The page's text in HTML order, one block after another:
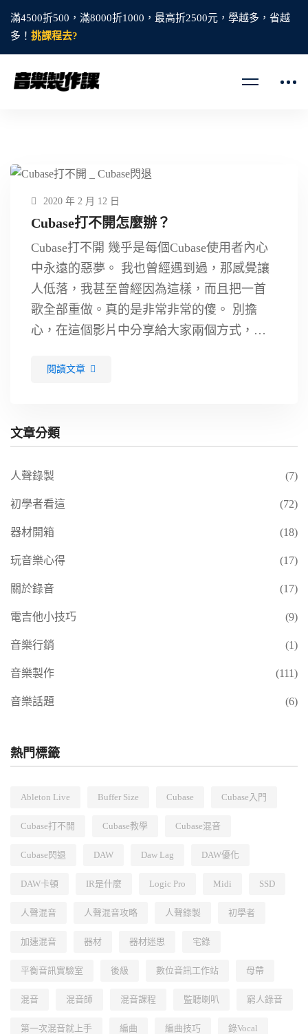
滿4500折500，滿8000折1000，最高折2500元，學越多，省越
多！ 挑課程去?
2020 年 2 月 12 日
Cubase打不開怎麼辦？
Cubase打不開 幾乎是每個Cubase使用者內心
中永遠的惡夢。 我也曾經遇到過，那感覺讓
人低落，我甚至曾經因為這樣，而且把一首
歌全部重做。真的是非常非常的傻。 別擔
心，在這個影片中分享給大家兩個方式，讓
大家點入影片，跟著一起學習會達到最好的
自動將目前的專案儲存成備份的專案檔。 但
cpr，而是bak檔案。一般在電腦中可能會將這
個程式連結為記事本開啟，要記得去更改檔
閱讀文章
文章分類
人聲錄製 (7)
初學者看這 (72)
器材開箱 (18)
玩音樂心得 (17)
關於錄音 (17)
電吉他小技巧 (9)
音樂行銷 (1)
音樂製作 (111)
音樂話題 (6)
熱門標籤
Ableton Live Buffer Size Cubase Cubase入門
Cubase打不開 Cubase教學 Cubase混音
Cubase閃退 DAW Daw Lag DAW優化
DAW卡頓 IR是什麼 Logic Pro Midi SSD
人聲混音 人聲混音攻略 人聲錄製 初學者
加速混音 器材 器材迷思 宅錄
平衡音訊實驗室 後級 數位音訊工作站 母帶
混音 混音師 混音課程 監聽喇叭 窮人錄音
第一次混音就上手 編曲 編曲技巧 錄Vocal